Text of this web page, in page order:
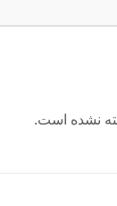
نشده است.